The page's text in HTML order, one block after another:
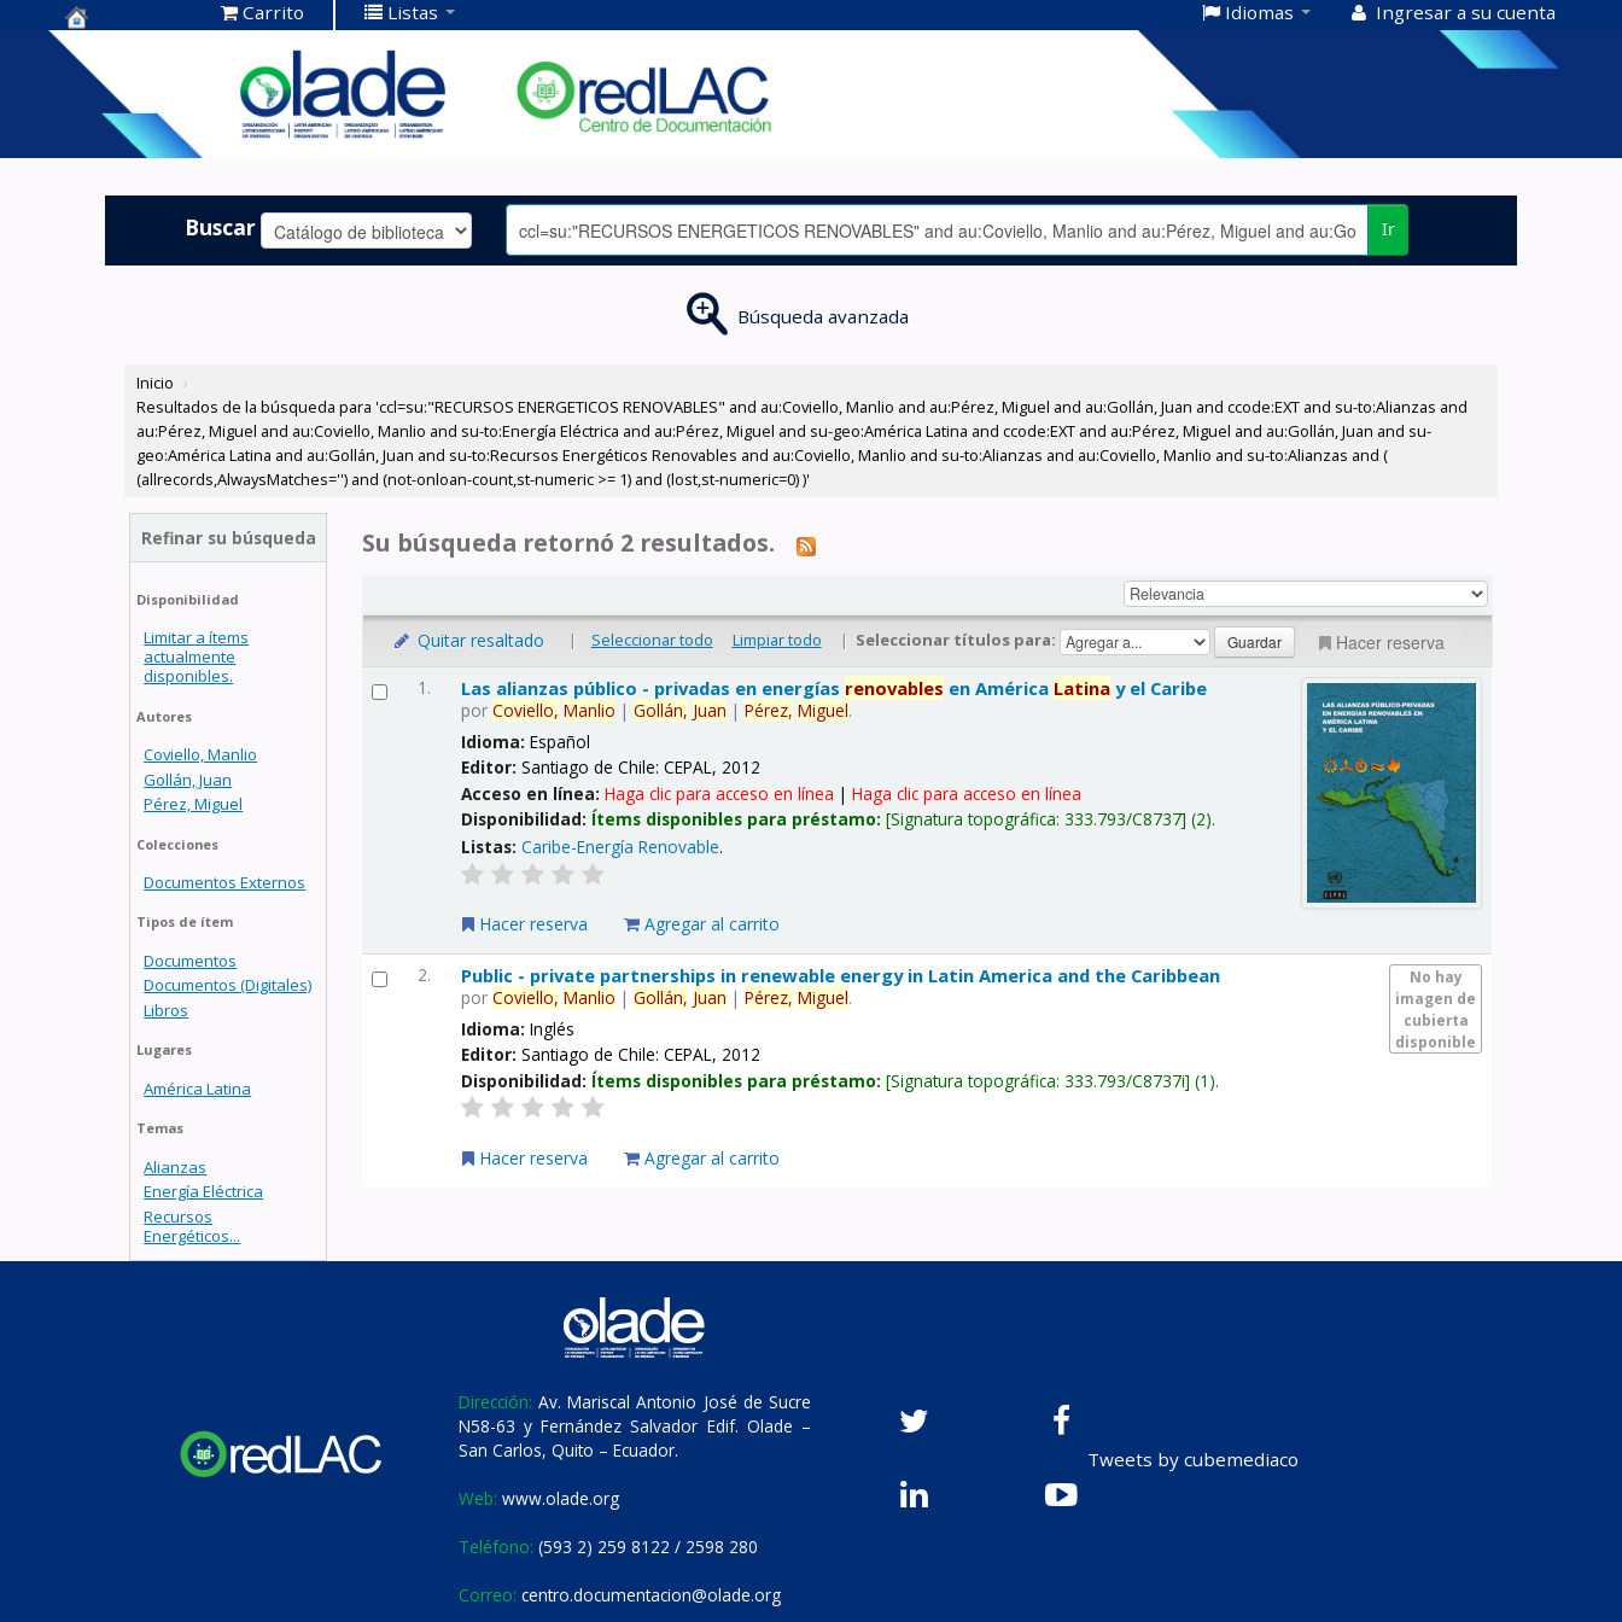
Centro de
Documentación
OLADE -
Carrito Listas Idiomas Ingresar a su cuenta
Buscar Ir
Búsqueda avanzada
Inicio ›
Resultados de la búsqueda para 'ccl=su:"RECURSOS ENERGETICOS RENOVABLES" and au:Coviello, Manlio and au:Pérez, Miguel and au:Gollán, Juan and ccode:EXT and su-to:Alianzas and
au:Pérez, Miguel and au:Coviello, Manlio and su-to:Energía Eléctrica and au:Pérez, Miguel and su-geo:América Latina and ccode:EXT and au:Pérez, Miguel and au:Gollán, Juan and su-
geo:América Latina and au:Gollán, Juan and su-to:Recursos Energéticos Renovables and au:Coviello, Manlio and su-to:Alianzas and au:Coviello, Manlio and su-to:Alianzas and (
(allrecords,AlwaysMatches='') and (not-onloan-count,st-numeric >= 1) and (lost,st-numeric=0) )'
Refinar su búsqueda
Disponibilidad
Limitar a ítems
actualmente
disponibles.
Autores
Coviello, Manlio
Gollán, Juan
Pérez, Miguel
Colecciones
Documentos Externos
Tipos de ítem
Documentos
Documentos (Digitales)
Libros
Lugares
América Latina
Temas
Alianzas
Energía Eléctrica
Recursos
Energéticos...
Su búsqueda retornó 2 resultados.
Quitar resaltado | Seleccionar todo Limpiar todo | Seleccionar títulos para: Hacer reserva
1. Las alianzas público - privadas en energías renovables en América Latina y el Caribe
porCoviello, Manlio |Gollán, Juan |Pérez, Miguel.
Idioma:Español
Editor:Santiago de Chile: CEPAL, 2012
Acceso en línea:Haga clic para acceso en línea |Haga clic para acceso en línea
Disponibilidad: Ítems disponibles para préstamo: Signatura topográfica:333.793/C8737 (2).
Listas: Caribe-Energía Renovable.
Hacer reserva Agregar al carrito
2.
No hay
imagen de
cubierta
disponible
Public - private partnerships in renewable energy in Latin America and the Caribbean
porCoviello, Manlio |Gollán, Juan |Pérez, Miguel.
Idioma:Inglés
Editor:Santiago de Chile: CEPAL, 2012
Disponibilidad: Ítems disponibles para préstamo: Signatura topográfica:333.793/C8737i (1).
Hacer reserva Agregar al carrito
Dirección: Av. Mariscal Antonio José de Sucre
N58-63 y Fernández Salvador Edif. Olade –
San Carlos, Quito – Ecuador.
Web: www.olade.org
Teléfono: (593 2) 259 8122 / 2598 280
Correo: centro.documentacion@olade.org
Tweets by cubemediaco